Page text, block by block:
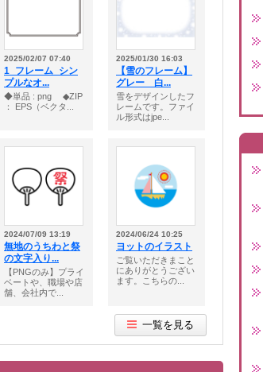
2025/02/07 07:40
1_フレーム_シン
プルなオ...
◆単品 : png ◆ZIP
： EPS（ベクタ...
2025/01/30 16:03
【雪のフレーム】
グレー 白...
雪をデザインしたフ
レームです。ファイ
ル形式はjpe...
2024/07/09 13:19
無地のうちわと祭
の文字入り...
【PNGのみ】プライ
ベートや、職場や店
舗、会社内で...
2024/06/24 10:25
ヨットのイラスト
ご覧いただきまこと
にありがとうござい
ます。こちらの...
一覧を見る